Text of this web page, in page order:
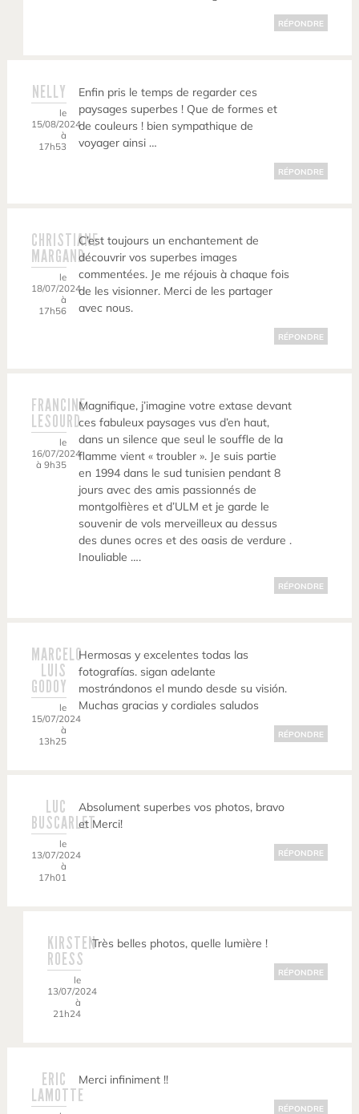
RÉPONDRE
NELLY
le
15/08/2024
à
17h53
Enfin pris le temps de regarder ces
paysages superbes ! Que de formes et
de couleurs ! bien sympathique de
voyager ainsi …
RÉPONDRE
CHRISTIANE
MARGAND
le
18/07/2024
à
17h56
C’est toujours un enchantement de
découvrir vos superbes images
commentées. Je me réjouis à chaque fois
de les visionner. Merci de les partager
avec nous.
RÉPONDRE
FRANCINE
LESOURD
le
16/07/2024
à 9h35
Magnifique, j’imagine votre extase devant
ces fabuleux paysages vus d’en haut,
dans un silence que seul le souffle de la
flamme vient « troubler ». Je suis partie
en 1994 dans le sud tunisien pendant 8
jours avec des amis passionnés de
montgolfières et d’ULM et je garde le
souvenir de vols merveilleux au dessus
des dunes ocres et des oasis de verdure .
Inouliable ….
RÉPONDRE
MARCELO
LUIS
GODOY
le
15/07/2024
à
13h25
Hermosas y excelentes todas las
fotografías. sigan adelante
mostrándonos el mundo desde su visión.
Muchas gracias y cordiales saludos
RÉPONDRE
LUC
BUSCARLET
le
13/07/2024
à
17h01
Absolument superbes vos photos, bravo
et Merci!
RÉPONDRE
KIRSTEN
ROESS
le
13/07/2024
à
21h24
Très belles photos, quelle lumière !
RÉPONDRE
ERIC
LAMOTTE
Merci infiniment !!
RÉPONDRE